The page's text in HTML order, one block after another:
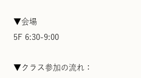
▼会場
5F 6:30-9:00
▼クラス参加の流れ：